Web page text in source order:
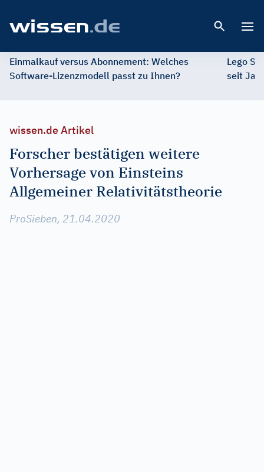
Einmalkauf versus Abonnement: Welches
Software-Lizenzmodell passt zu Ihnen?
Lego
seit
wissen.de Artikel
Forscher bestätigen weitere
Vorhersage von Einsteins
Allgemeiner Relativitätstheorie
ProSieben, 21.04.2020